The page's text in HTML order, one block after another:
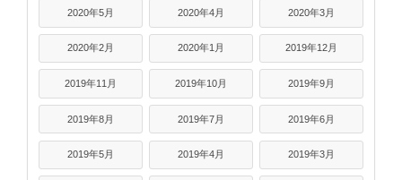
2020年5月 2020年4月 2020年3月
2020年2月 2020年1月 2019年12月
2019年11月 2019年10月 2019年9月
2019年8月 2019年7月 2019年6月
2019年5月 2019年4月 2019年3月